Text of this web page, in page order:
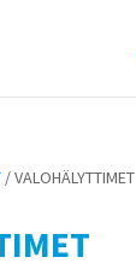
/ VALOHÄLYTTIMET